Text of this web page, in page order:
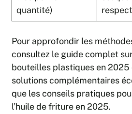
quantité)
Pour approfondir les
consultez le guide complet
bouteilles plastiques en 2025
solutions complémentaires
que les conseils pratiques
l’huile de friture en 2025.